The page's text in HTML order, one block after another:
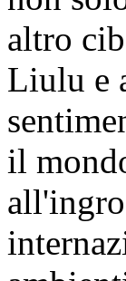
altro
Liulu e
il